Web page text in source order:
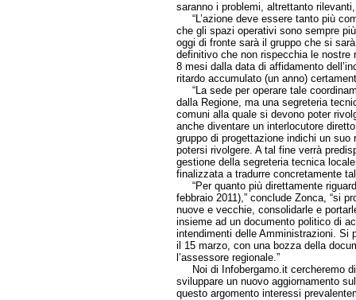
saranno i problemi, altrettanto
“L’azione deve essere tanto più
che gli spazi operativi sono sempre
oggi di fronte sarà il gruppo che si
definitivo che non rispecchia le nostre
8 mesi dalla data di affidamento
ritardo accumulato (un anno)
“La sede per operare tale
dalla Regione, ma una segreteria
comuni alla quale si devono poter
anche diventare un interlocutore
gruppo di progettazione indichi un
potersi rivolgere. A tal fine verrà
gestione della segreteria tecnica
finalizzata a tradurre concretamente
“Per quanto più direttamente
febbraio 2011),” conclude Zonca, “si
nuove e vecchie, consolidarle e
insieme ad un documento politico di
intendimenti delle Amministrazioni. Si
il 15 marzo, con una bozza della
l’assessore regionale.”
Noi di Infobergamo.it cercheremo di
sviluppare un nuovo aggiornamento
questo argomento interessi